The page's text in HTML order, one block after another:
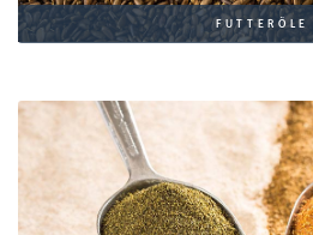
FUTTERÖLE